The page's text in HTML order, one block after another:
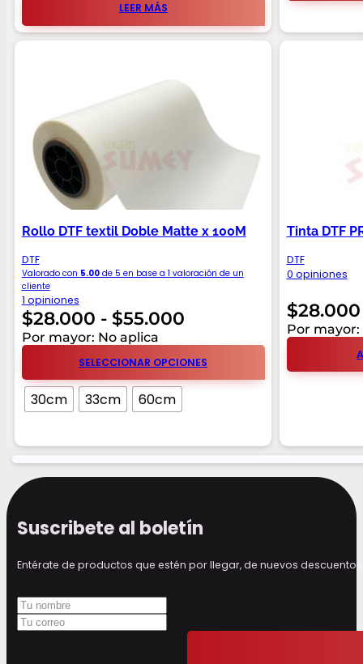
LEER MÁS
Rollo DTF textil Doble Matte x 100M
DTF
Valorado con 5.00de 5 en base a 1 valoración de un
cliente
1 opiniones
$28.000 - $55.000Rango
de
precios:
desde
$55.000
Por mayor: No aplica
SELECCIONAR OPCIONES
30cm 33cm 60cm
Tinta DTF
DTF
0 opiniones
$28.000
Por mayor:
Suscribete al boletín
Entérate de productos que estén por llegar, de nuevos